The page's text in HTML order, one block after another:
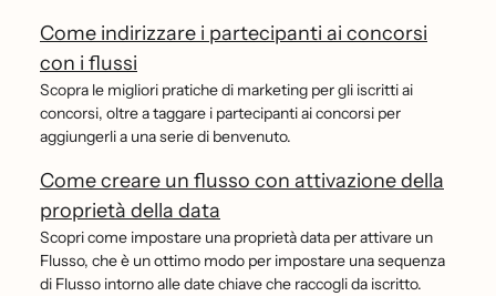
Come indirizzare i partecipanti ai concorsi
con i flussi
Scopra le migliori pratiche di marketing per gli iscritti ai
concorsi, oltre a taggare i partecipanti ai concorsi per
aggiungerli a una serie di benvenuto.
Come creare un flusso con attivazione della
proprietà della data
Scopri come impostare una proprietà data per attivare un
Flusso, che è un ottimo modo per impostare una sequenza
di Flusso intorno alle date chiave che raccogli da iscritto.